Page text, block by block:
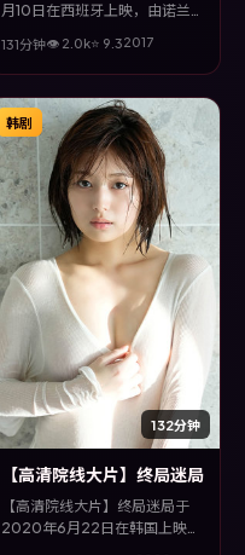
月10日在西班牙上映，由诺兰执
唯等主演。全片以动作类型为主
线，在时代洪流与个体抉择之
间，故事层层推进，节奏紧凑而
不失细腻。
131分钟👁 2.0k⭐ 9.32017
132分钟
韩剧
【高清院线大片】终局迷局
【高清院线大片】终局迷局于
2020年6月22日在韩国上映，